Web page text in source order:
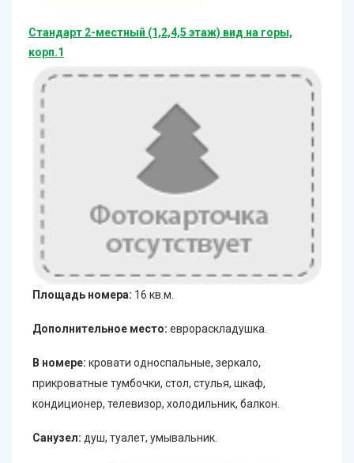
Стандарт 2-местный (1,2,4,5 этаж) вид на горы,
корп.1
Площадь номера: 16 кв.м.
Дополнительное место: еврораскладушка.
В номере: кровати односпальные, зеркало,
прикроватные тумбочки, стол, стулья, шкаф,
кондиционер, телевизор, холодильник, балкон.
Санузел: душ, туалет, умывальник.